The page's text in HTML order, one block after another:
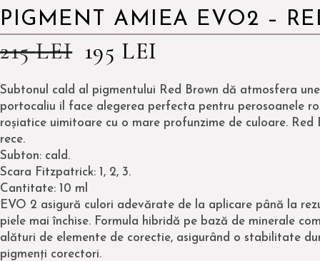
PIGMENT AMIEA EVO2 –
215LEI 195 LEI
Subtonul cald al pigmentului Red Brown dă atmosfera
portocaliu il face alegerea perfecta pentru perosoanele
roșiatice uimitoare cu o mare profunzime de culoare.
rece.
Subton: cald.
Scara Fitzpatrick: 1, 2, 3.
Cantitate: 10 ml
EVO 2 asigură culori adevărate de la aplicare până la
piele mai închise. Formula hibridă pe bază de minerale
alături de elemente de corectie, asigurând o stabilitate
pigmenți corectori.